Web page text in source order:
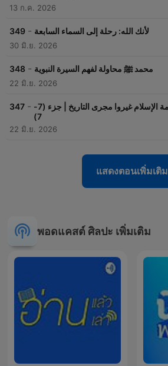
13 ก.ค. 2026
349 - لأنك الله: رحلة إلى السماء السابعة
30 มิ.ย. 2026
348 - محمد ﷺ محاولة لفهم السيرة النبوية
22 มิ.ย. 2026
347 - مائة من عظماء أمة الإسلام غيروا مجرى التاريخ | جزء (7-
7)
22 มิ.ย. 2026
แสดงตอนเพิ่มเติม
พอดแคสต์ ศิลปะ เพิ่มเติม